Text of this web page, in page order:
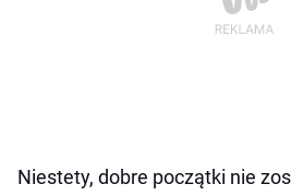
Niestety, dobre początki nie